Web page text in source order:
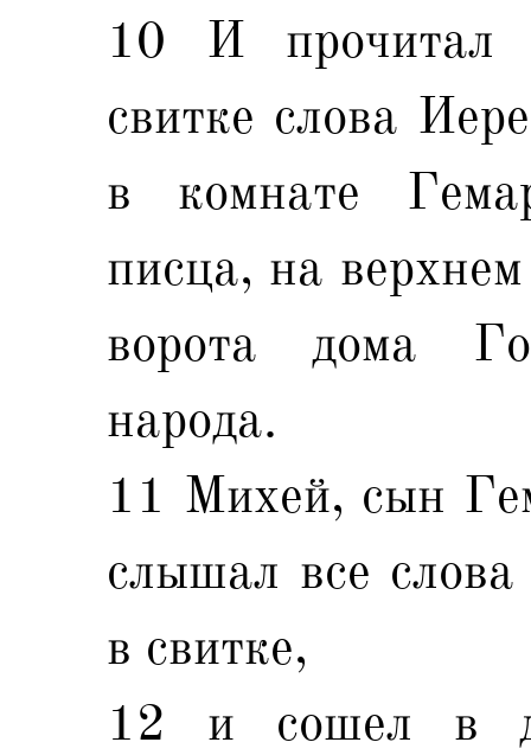
10 И прочитал
свитке слова
в комнате
писца, на
ворота дома
народа.
11 Михей, сын
слышал все
в свитке,
12 и сошел в